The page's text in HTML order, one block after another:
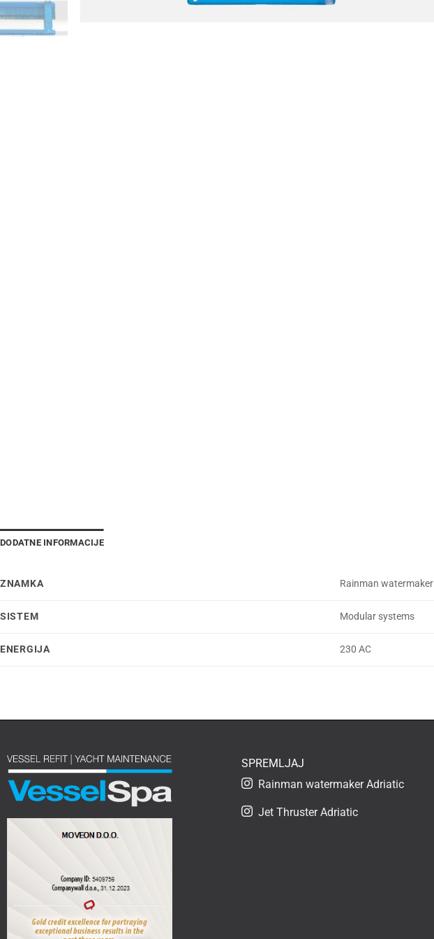
DODATNE INFORMACIJE
ZNAMKA Rainman watermaker
SISTEM Modular systems
ENERGIJA 230 AC
SPREMLJAJ
Rainman watermaker Adriatic
Jet Thruster Adriatic